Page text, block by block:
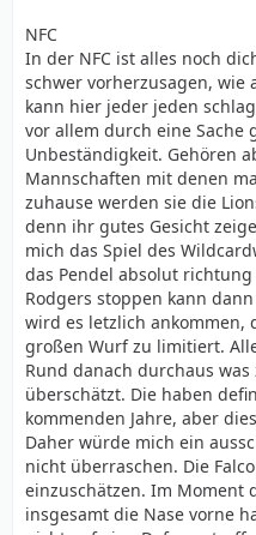
NFC
In der NFC ist alles noch
schwer vorherzusagen, wie
kann hier jeder jeden
vor allem durch eine Sache
Unbeständigkeit. Gehören
Mannschaften mit denen
zuhause werden sie die
denn ihr gutes Gesicht
mich das Spiel des
das Pendel absolut
Rodgers stoppen kann
wird es letzlich ankommen,
großen Wurf zu limitiert.
Rund danach durchaus
überschätzt. Die haben
kommenden Jahre, aber
Daher würde mich ein
nicht überraschen. Die
einzuschätzen. Im Moment
insgesamt die Nase vorne